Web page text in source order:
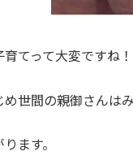
てって大変ですね！
世間の親御さんは
ます。